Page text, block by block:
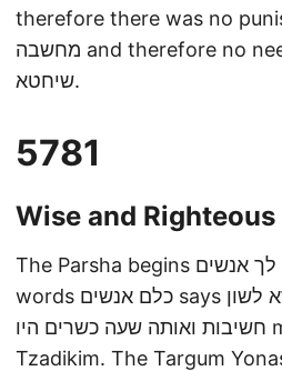
therefore there was no
מחשבה and therefore no need for the ה' קודם
שיחטא.
5781
Wise and Righteous
The Parsha begins שלח לך אנשים. Rashi on the
words כלם אנשים says כל אנשים שבמקרא לשון
חשיבות ואותה שעה כשרים היו meaning they were
Tzadikim. The Targum